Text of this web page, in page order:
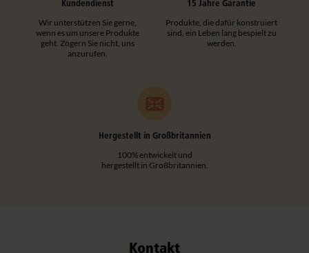
Kundendienst
Wir unterstützen Sie gerne,
wenn es um unsere Produkte
geht. Zögern Sie nicht, uns
anzurufen.
15 Jahre Garantie
Produkte, die dafür konstruiert
sind, ein Leben lang bespielt zu
werden.
Hergestellt in Großbritannien
100% entwickelt und
hergestellt in Großbritannien.
Kontakt